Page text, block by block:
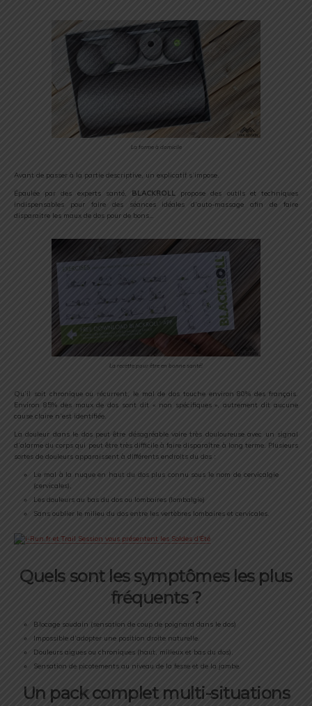
La forme à domicile
Avant de passer à la partie descriptive, un explicatif s’impose.
Épaulée par des experts santé,
BLACKROLL propose des outils et techniques
indispensables pour faire des séances idéales d’auto-massage afin de faire
disparaitre les maux de dos pour de bons…
La recette pour être en bonne santé!
Qu’il soit chronique ou récurrent, le mal de dos touche environ 80% des français.
Environ 85% des maux de dos sont dit « non spécifiques », autrement dit aucune
cause claire n’est identifiée.
La douleur dans le dos peut être désagréable voire très douloureuse avec un signal
d’alarme du corps qui peut être très difficile à faire disparaître à long terme. Plusieurs
sortes de douleurs apparaissent à différents endroits du dos :
Le mal à la nuque en haut du dos plus connu sous le nom de cervicalgie
(cervicales),
Les douleurs au bas du dos ou lombaires (lombalgie)
Sans oublier le milieu du dos entre les vertèbres lombaires et cervicales.
Quels sont les symptômes les plus
fréquents ?
Blocage soudain (sensation de coup de poignard dans le dos)
Impossible d’adopter une position droite naturelle.
Douleurs aigues ou chroniques (haut, milieux et bas du dos).
Sensation de picotements au niveau de la fesse et de la jambe.
Un pack complet multi-situations